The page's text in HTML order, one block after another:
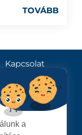
TOVÁBB
Kapcsolat
KÖVESSENEK
a